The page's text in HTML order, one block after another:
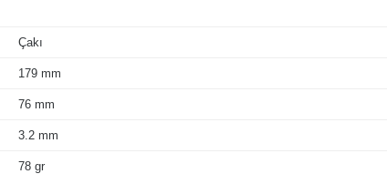
Çakı
179 mm
76 mm
3.2 mm
78 gr